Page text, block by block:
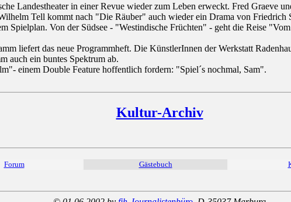
Landestheater in einer Revue wieder zum Leben erweckt. Fred Graeve
Tell kommt nach "Die Räuber" auch wieder ein Drama von Friedrich
Spielplan. Von der Südsee - "Westindische Früchten" - geht die Reise
liefert das neue Programmheft. Die KünstlerInnen der Werkstatt
auch ein buntes Spektrum ab.
einem Double Feature hoffentlich fordern: "Spiel´s nochmal, Sam".
Kultur-Archiv
Forum Gästebuch